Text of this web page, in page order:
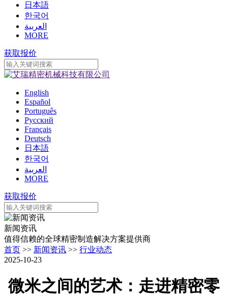
日本語
한국어
العربية
MORE
获取报价
English
Español
Português
Pусский
Français
Deutsch
日本語
한국어
العربية
MORE
获取报价
新闻资讯
值得信赖的全球精密制造解决方案提供商
首页 >> 新闻资讯 >> 行业动态
2025-10-23
微米之间的艺术：走进精密零